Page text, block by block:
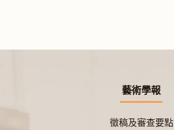
藝術學報
徵稿及審查要點